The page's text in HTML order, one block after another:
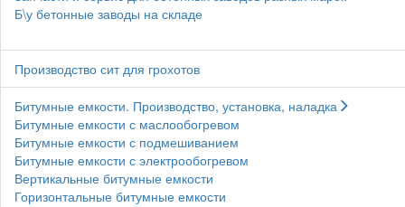
Б\у бетонные заводы на складе
Производство сит для грохотов
Битумные емкости. Производство, установка, наладка
Битумные емкости с маслообогревом
Битумные емкости с подмешиванием
Битумные емкости с электрообогревом
Вертикальные битумные емкости
Горизонтальные битумные емкости